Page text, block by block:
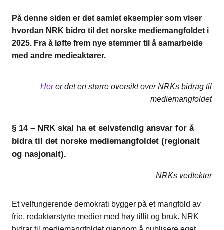
På denne siden er det samlet eksempler som viser
hvordan NRK bidro til det norske mediemangfoldet i
2025. Fra å løfte frem nye stemmer til å samarbeide
med andre medieaktører.
Herer det en større oversikt over NRKs bidrag til
mediemangfoldet
§ 14 – NRK skal ha et selvstendig ansvar for å
bidra til det norske mediemangfoldet (regionalt
og nasjonalt).
NRKs vedtekter
Et velfungerende demokrati bygger på et mangfold av
frie, redaktørstyrte medier med høy tillit og bruk. NRK